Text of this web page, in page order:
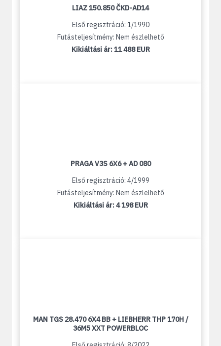
LIAZ 150.850 ČKD-AD14
Első regisztráció: 1/1990
Futásteljesítmény: Nem észlelhető
Kikiáltási ár:11 488 EUR
PRAGA V3S 6X6 + AD 080
Első regisztráció: 4/1999
Futásteljesítmény: Nem észlelhető
Kikiáltási ár:4 198 EUR
MAN TGS 28.470 6X4 BB + LIEBHERR THP 170H /
36M5 XXT POWERBLOC